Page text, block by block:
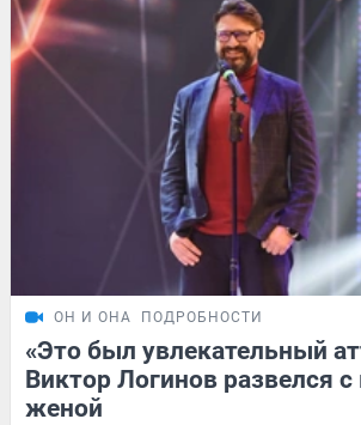
ОН И ОНА ПОДРОБНОСТИ
«Это был увлекательный
Виктор Логинов развелся
женой